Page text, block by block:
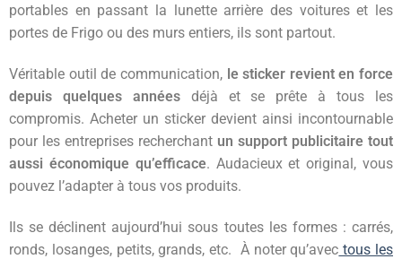
portables en passant la lunette arrière des voitures et les
portes de Frigo ou des murs entiers, ils sont partout.
Véritable outil de communication, le sticker revient en force
depuis quelques annéesdéjà et se prête à tous les
compromis. Acheter un sticker devient ainsi incontournable
pour les entreprises recherchant un support publicitaire tout
aussi économique qu’efficace. Audacieux et original, vous
pouvez l’adapter à tous vos produits.
Ils se déclinent aujourd’hui sous toutes les formes : carrés,
ronds, losanges, petits, grands, etc. À noter qu’avec tous les